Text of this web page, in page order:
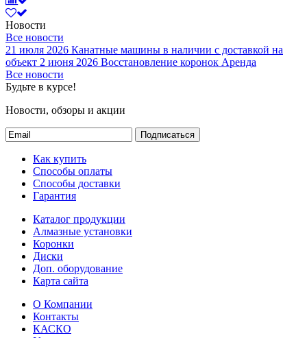
Новости
Все новости
21 июля 2026 Канатные машины в наличии с доставкой на
объект 2 июня 2026 Восстановление коронок Аренда
Все новости
Будьте в курсе!
Новости, обзоры и акции
Подписаться
Как купить
Способы оплаты
Способы доставки
Гарантия
Каталог продукции
Алмазные установки
Коронки
Диски
Доп. оборудование
Карта сайта
О Компании
Контакты
КАСКО